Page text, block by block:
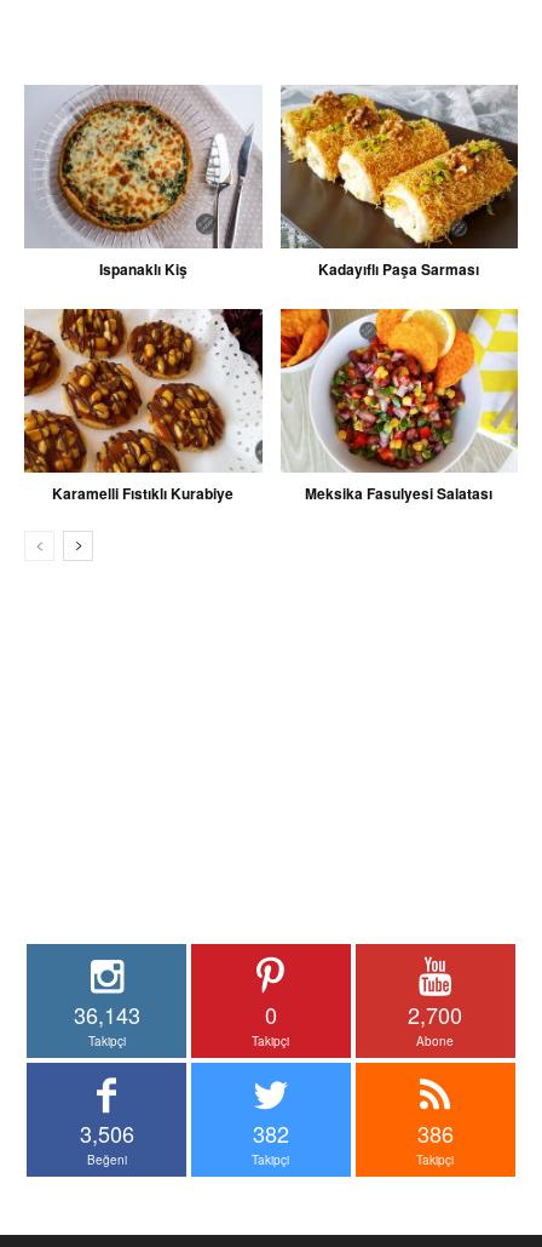
Ispanaklı Kiş Kadayıflı Paşa Sarması
Karamelli Fıstıklı Kurabiye Meksika Fasulyesi Salatası
36,143
Takipçi
0
Takipçi
2,700
Abone
3,506
Beğeni
382
Takipçi
386
Takipçi